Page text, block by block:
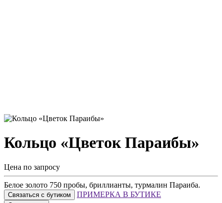
Кольцо «Цветок Параибы»
Цена по запросу
Белое золото 750 пробы, бриллианты, турмалин Параиба.
Связаться с бутиком ПРИМЕРКА В БУТИКЕ